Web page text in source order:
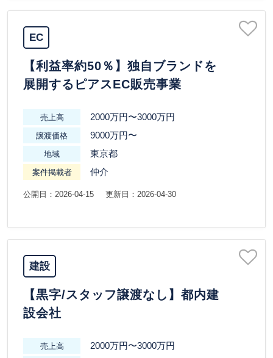
EC
【利益率約50％】独自ブランドを
展開するピアスEC販売事業
売上高 2000万円〜3000万円
譲渡価格 9000万円〜
地域 東京都
案件掲載者 仲介
公開日：2026-04-15 更新日：2026-04-30
建設
【黒字/スタッフ譲渡なし】都内建
設会社
売上高 2000万円〜3000万円